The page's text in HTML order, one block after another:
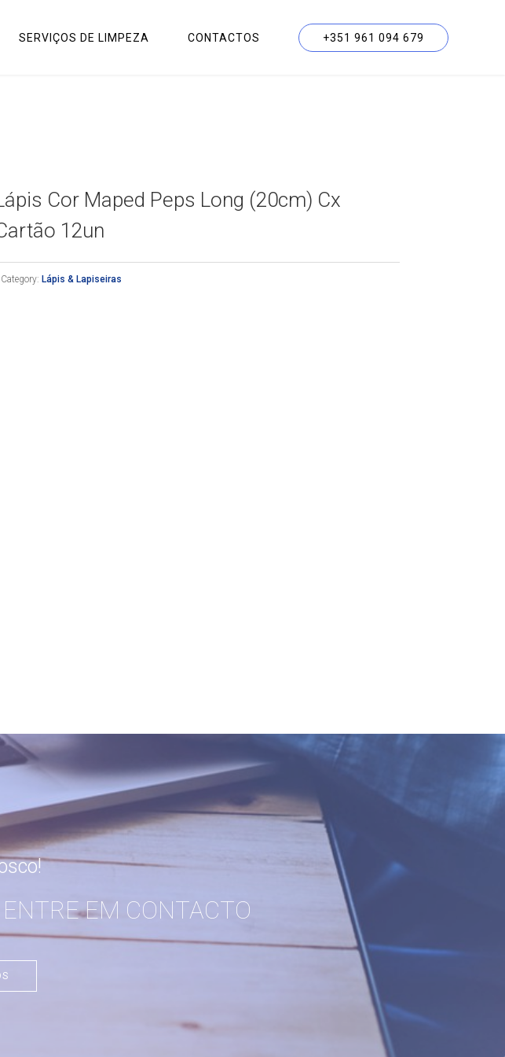
SERVIÇOS DE LIMPEZA CONTACTOS +351 961 094 679
Cor Maped Peps Long (20cm) Cx
12un
Category: Lápis & Lapiseiras
EM CONTACTO